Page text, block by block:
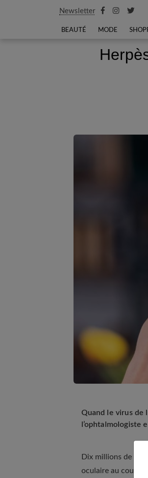
Newsletter
BEAUTÉ MODE
Quand le virus de
l’ophtalmologiste
Dix millions de
oculaire au cours